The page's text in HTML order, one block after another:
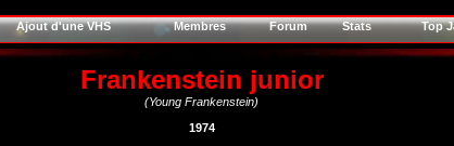
Ajout d'une VHS Membres Forum Stats Top
Frankenstein junior
(Young Frankenstein)
1974